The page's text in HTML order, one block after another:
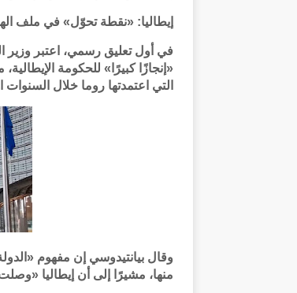
إيطاليا: «نقطة تحوّل» في ملف
في أول تعليق رسمي، اعتبر وزير
«إنجازًا كبيرًا» للحكومة
التي اعتمدتها روما خلال السنوات
وقال بيانتيدوسي إن مفهوم
منها، مشيرًا إلى أن إيطاليا